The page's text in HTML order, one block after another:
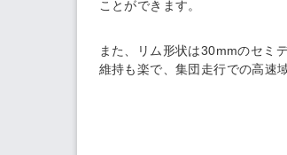
ことができます。
また、リム形状は30mmのセミ
維持も楽で、集団走行での高速